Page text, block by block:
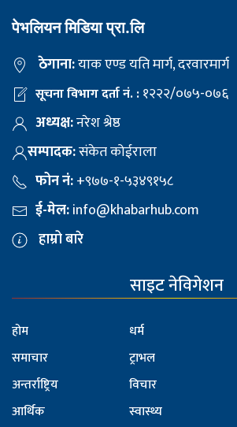
पेभलियन मिडिया प्रा.लि
ठेगाना:याक एण्ड यति मार्ग, दरवारमार्ग
सूचना विभाग दर्ता नं. :१२२२/०७५-०७६
अध्यक्ष:नरेश श्रेष्ठ
सम्पादक:संकेत कोईराला
फोन नं:+९७७-१-५३४९१५८
ई-मेल:info@khabarhub.com
हाम्रो बारे
साइट नेविगेशन
होम
समाचार
अन्तर्राष्ट्रिय
आर्थिक
धर्म
ट्राभल
विचार
स्वास्थ्य